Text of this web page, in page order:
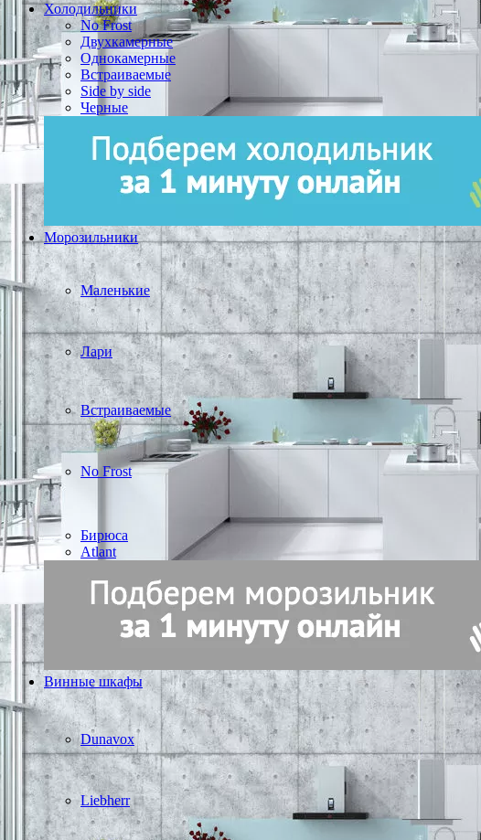
Холодильники
No Frost
Двухкамерные
Однокамерные
Встраиваемые
Side by side
Черные
Морозильники
Маленькие
Лари
Встраиваемые
No Frost
Бирюса
Atlant
Винные шкафы
Dunavox
Liebherr